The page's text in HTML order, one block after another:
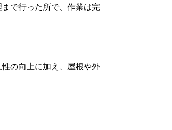
で行った所で、作業は完
の向上に加え、屋根や外